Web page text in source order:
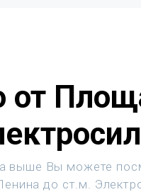
от
выше Вы можете
до ст.м.